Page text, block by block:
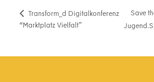
Transform_d Digitalkonferenz
“Marktplatz Vielfalt”
Save